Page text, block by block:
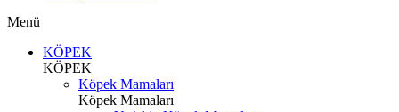
Menü
KÖPEK
KÖPEK
Köpek Mamaları
Köpek Mamaları